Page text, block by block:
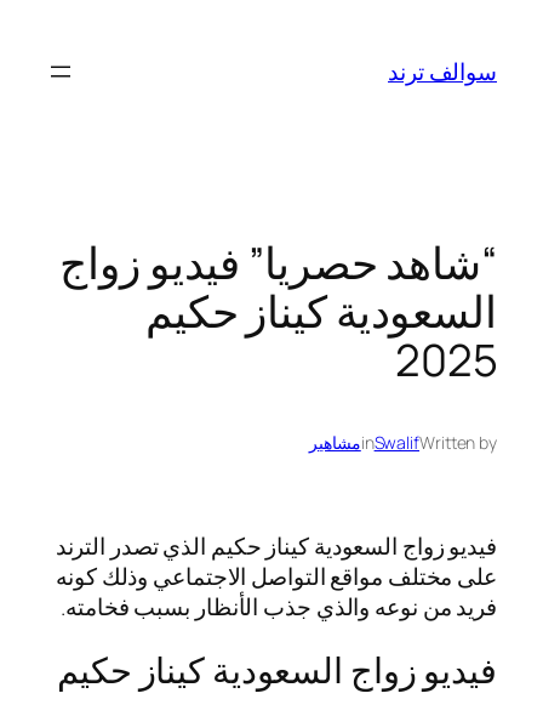
المحتوى
سوالف ترند
“شاهد حصريا” فيديو زواج
السعودية كيناز حكيم
2025
Written by
Swalif
inمشاهير
فيديو زواج السعودية كيناز حكيم الذي تصدر الترند
على مختلف مواقع التواصل الاجتماعي وذلك كونه
فريد من نوعه والذي جذب الأنظار بسبب فخامته.
فيديو زواج السعودية كيناز حكيم